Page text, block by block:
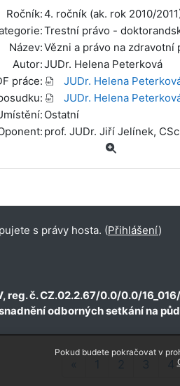
Pokud budete pokračovat v
Ročník:4. ročník (ak. rok 2010/
Trestní právo -
Název:Vězni a právo na zdravotní
Autor:JUDr. Helena Peterková
práce:
JUDr. Helena
JUDr. Helena
Ostatní
prof. JUDr. Jiří Jelínek,
Předchozí stránka
1 Stránka 1
2 Stránka 2
3 4
s právy hosta. (Přihlášení)
reg. č. CZ.02.2.67/0.0/0.0/
odborných setkání na